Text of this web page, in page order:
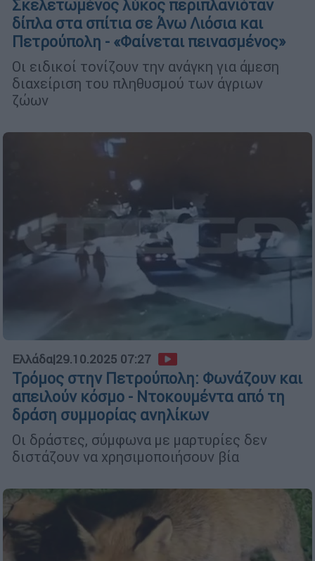
Σκελετωμένος λύκος περιπλανιόταν
δίπλα στα σπίτια σε Άνω Λιόσια και
Πετρούπολη - «Φαίνεται πεινασμένος»
Οι ειδικοί τονίζουν την ανάγκη για άμεση
διαχείριση του πληθυσμού των άγριων
ζώων
Ελλάδα|29.10.2025 07:27
Τρόμος στην Πετρούπολη: Φωνάζουν και
απειλούν κόσμο - Ντοκουμέντα από τη
δράση συμμορίας ανηλίκων
Οι δράστες, σύμφωνα με μαρτυρίες δεν
διστάζουν να χρησιμοποιήσουν βία